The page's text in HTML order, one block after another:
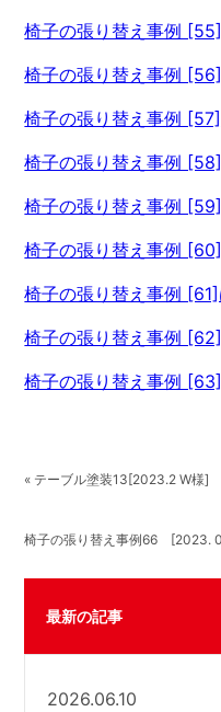
椅子の張り替え事例
椅子の張り替え事例
椅子の張り替え事例
椅子の張り替え事例
椅子の張り替え事例
椅子の張り替え事例
椅子の張り替え事例
椅子の張り替え事例
椅子の張り替え事例
« テーブル塗装13[2023.2 W様]
椅子の張り替え事例66 [2023.
最新の記事
2026.06.10